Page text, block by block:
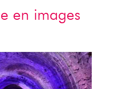
en images